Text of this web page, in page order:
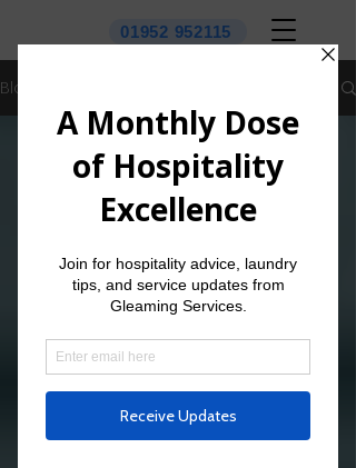
01952 952115
Blog